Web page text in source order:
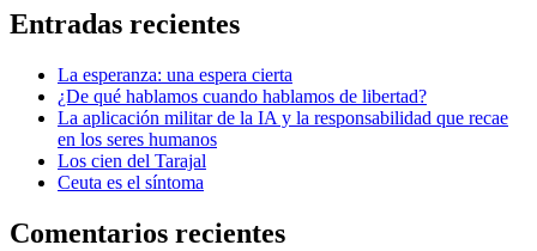
Entradas recientes
La esperanza: una espera cierta
¿De qué hablamos cuando hablamos de libertad?
La aplicación militar de la IA y la responsabilidad que recae
en los seres humanos
Los cien del Tarajal
Ceuta es el síntoma
Comentarios recientes